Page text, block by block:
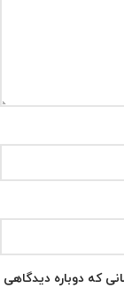
که دوباره دیدگاهی